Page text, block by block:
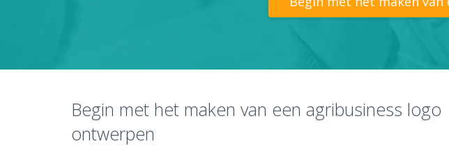
Begin met het maken van een agribusiness logo
ontwerpen